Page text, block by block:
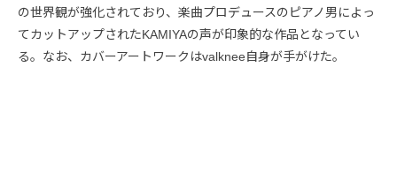
の世界観が強化されており、楽曲プロデュースのピアノ男によっ
てカットアップされたKAMIYAの声が印象的な作品となってい
る。なお、カバーアートワークはvalknee自身が手がけた。